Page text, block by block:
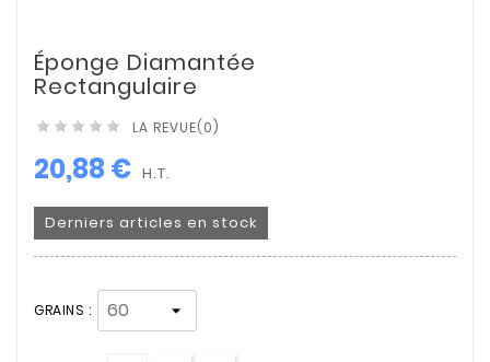
Éponge Diamantée
Rectangulaire
     LA REVUE(0)
20,88 € H.T.
Derniers articles en stock
GRAINS :